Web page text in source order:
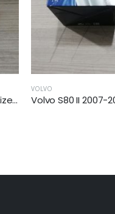
Volvo S80 II 2007-2014 Arası 2.0 Dizel Yakıt Filtresi
JAGUAR